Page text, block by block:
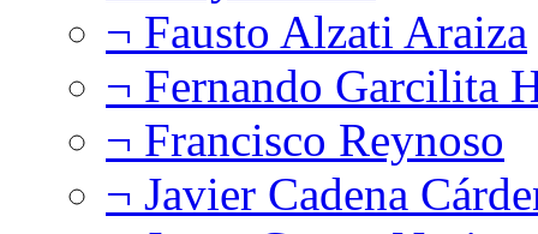
¬ Fausto Alzati Araiza
¬ Fernando Garcilita
¬ Francisco Reynoso
¬ Javier Cadena